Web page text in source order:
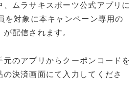
、ムラサキスポーツ公式アプリに
を対象に本キャンペーン専用の
が配信されます。
元のアプリからクーポンコードを
の決済画面にて入力してくださ